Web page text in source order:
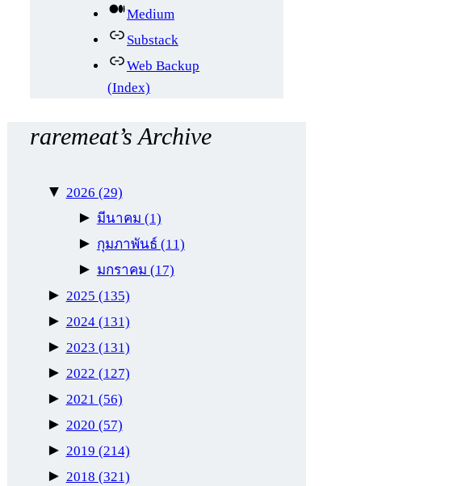
Medium
Substack
Web Backup
(Index)
raremeat’s Archive
▼ 2026 (29)
► มีนาคม (1)
► กุมภาพันธ์ (11)
► มกราคม (17)
► 2025 (135)
► 2024 (131)
► 2023 (131)
► 2022 (127)
► 2021 (56)
► 2020 (57)
► 2019 (214)
► 2018 (321)